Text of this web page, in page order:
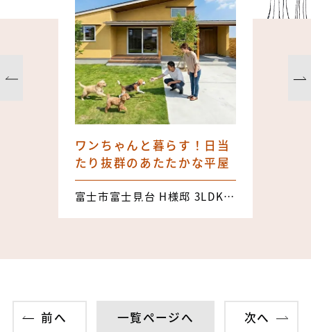
ワンちゃんと暮らす！日当
たり抜群のあたたかな平屋
富士市富士見台 H様邸 3LDK 25.71坪
前へ 一覧ページへ 次へ